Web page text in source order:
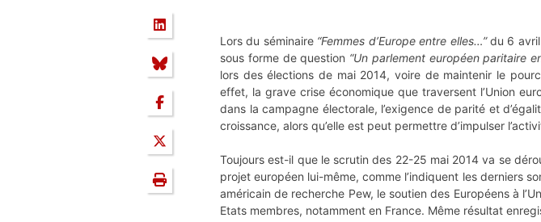
Lors du séminaire “Femmes d’Europe entre elles…”du 6
sous forme de question “Un parlement européen paritaire
lors des élections de mai 2014, voire de maintenir le
effet, la grave crise économique que traversent l’Union
dans la campagne électorale, l’exigence de parité et
croissance, alors qu’elle est peut permettre d’impulser
Toujours est-il que le scrutin des 22-25 mai 2014 va se
projet européen lui-même, comme l’indiquent les derniers
américain de recherche Pew, le soutien des Européens à
Etats membres, notamment en France. Même résultat